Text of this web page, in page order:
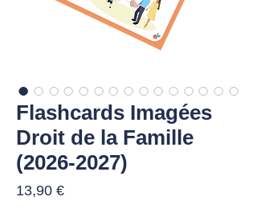
Flashcards Imagées
Droit de la Famille
(2026-2027)
13,90 €Prix